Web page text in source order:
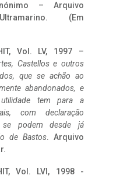
– Arquivo
(Em
Vol. LV, 1997 –
Castellos e outros
que se achão ao
abandonados, e
tem para a
com declaração
se podem desde já
de Bastos. Arquivo
Vol. LVI, 1998 -